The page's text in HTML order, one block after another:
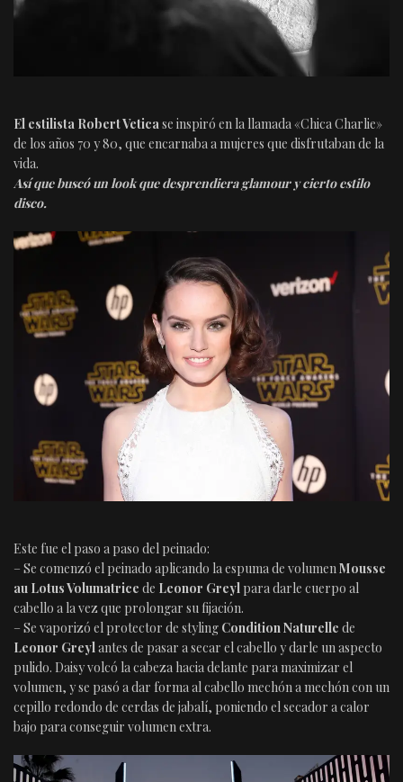
El estilista Robert Vetica se inspiró en la llamada «Chica Charlie»
de los años 70 y 80, que encarnaba a mujeres que disfrutaban de la
vida.
Así que buscó un look que desprendiera glamour y cierto estilo
disco.
Este fue el paso a paso del peinado:
– Se comenzó el peinado aplicando la espuma de volumen Mousse
au Lotus Volumatrice de Leonor Greyl para darle cuerpo al
cabello a la vez que prolongar su fijación.
– Se vaporizó el protector de styling Condition Naturelle de
Leonor Greyl antes de pasar a secar el cabello y darle un aspecto
pulido. Daisy volcó la cabeza hacia delante para maximizar el
volumen, y se pasó a dar forma al cabello mechón a mechón con un
cepillo redondo de cerdas de jabalí, poniendo el secador a calor
bajo para conseguir volumen extra.